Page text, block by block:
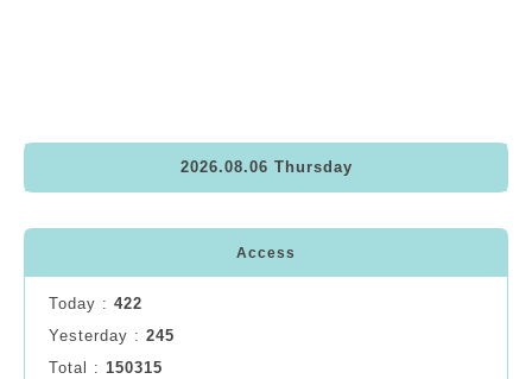
2026.08.06 Thursday
Access
Today : 422
Yesterday : 245
Total : 150315